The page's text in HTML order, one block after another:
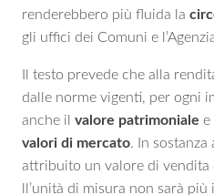
renderebbero più fluida la
gli uffici dei Comuni e
Il testo prevede che alla
dalle norme vigenti, per ogni
anche il valore patrimoniale e
valori di mercato. In sostanza
attribuito un valore di vendita
ll’unità di misura non sarà più